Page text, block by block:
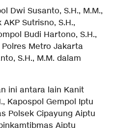
Dwi Susanto, S.H., M.M.,
Sutrisno, S.H.,
Budi Hartono, S.H.,
Metro Jakarta
S.H., M.M. dalam
ini antara lain Kanit
Kapospol Gempol Iptu
Polsek Cipayung Aiptu
Aiptu